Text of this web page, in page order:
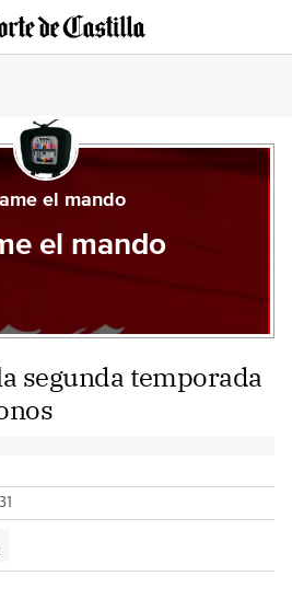
el mando
el mando
segunda temporada